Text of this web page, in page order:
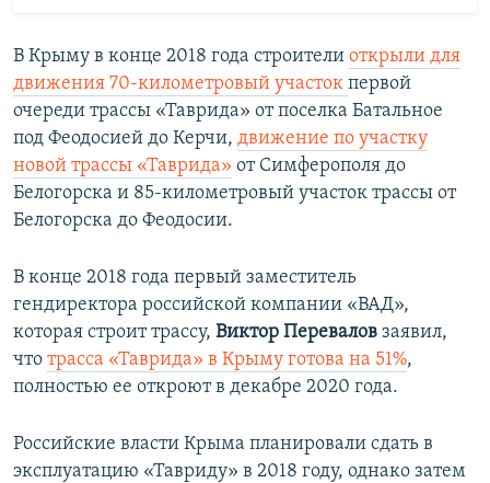
В Крыму в конце 2018 года строители открыли для
движения 70-километровый участок первой
очереди трассы «Таврида» от поселка Батальное
под Феодосией до Керчи, движение по участку
новой трассы «Таврида» от Симферополя до
Белогорска и 85-километровый участок трассы от
Белогорска до Феодосии.
В конце 2018 года первый заместитель
гендиректора российской компании «ВАД»,
которая строит трассу, Виктор Перевалов заявил,
что трасса «Таврида» в Крыму готова на 51%,
полностью ее откроют в декабре 2020 года.
Российские власти Крыма планировали сдать в
эксплуатацию «Тавриду» в 2018 году, однако затем